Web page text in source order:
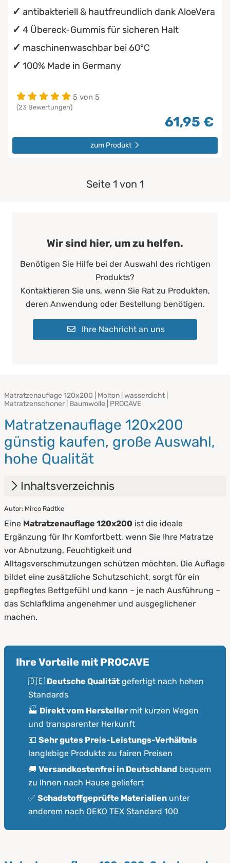
antibakteriell & hautfreundlich dank AloeVera
4 Übereck-Gummis für sicheren Halt
maschinenwaschbar bei 60°C
100% Made in Germany
5 von 5
(23 Bewertungen)
61,95 €
zum Produkt
Seite 1 von 1
Wir sind hier, um zu helfen.
Benötigen Sie Hilfe bei der Auswahl des richtigen
Produkts?
Kontaktieren Sie uns, wenn Sie Rat zu Produkten,
deren Anwendung oder Bestellung benötigen.
Ihre Nachricht an uns
Matratzenauflage 120x200 | Molton | wasserdicht |
Matratzenschoner | Baumwolle | PROCAVE
Matratzenauflage 120x200
günstig kaufen, große Auswahl,
hohe Qualität
Inhaltsverzeichnis
1. Matratzenauflage 120x200: Schutz und
Komfort für Ihr Komfortbett
2. Bettauflage 120x200: Für wen lohnt sich der
Einsatz?
3. Auflage fürs Bett 120x200: Materialien und
Ausführungen
Autor: Mirco Radtke
Eine Matratzenauflage 120x200 ist die ideale
Ergänzung für Ihr Komfortbett, wenn Sie Ihre Matratze
vor Abnutzung, Feuchtigkeit und
Alltagsverschmutzungen schützen möchten. Die Auflage
bildet eine zusätzliche Schutzschicht, sorgt für ein
gepflegtes Bettgefühl und kann – je nach Ausführung –
das Schlafklima angenehmer und ausgeglichener
machen.
Ihre Vorteile mit PROCAVE
🇩🇪 Deutsche Qualitätgefertigt nach hohen
Standards
🏭 Direkt vom Herstellermit kurzen Wegen
und transparenter Herkunft
💶 Sehr gutes Preis-Leistungs-Verhältnis
langlebige Produkte zu fairen Preisen
🚚 Versandkostenfrei in Deutschlandbequem
zu Ihnen nach Hause geliefert
✅ Schadstoffgeprüfte Materialienunter
anderem nach OEKO TEX Standard 100